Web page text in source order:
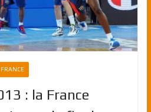
FRANCE
: la France